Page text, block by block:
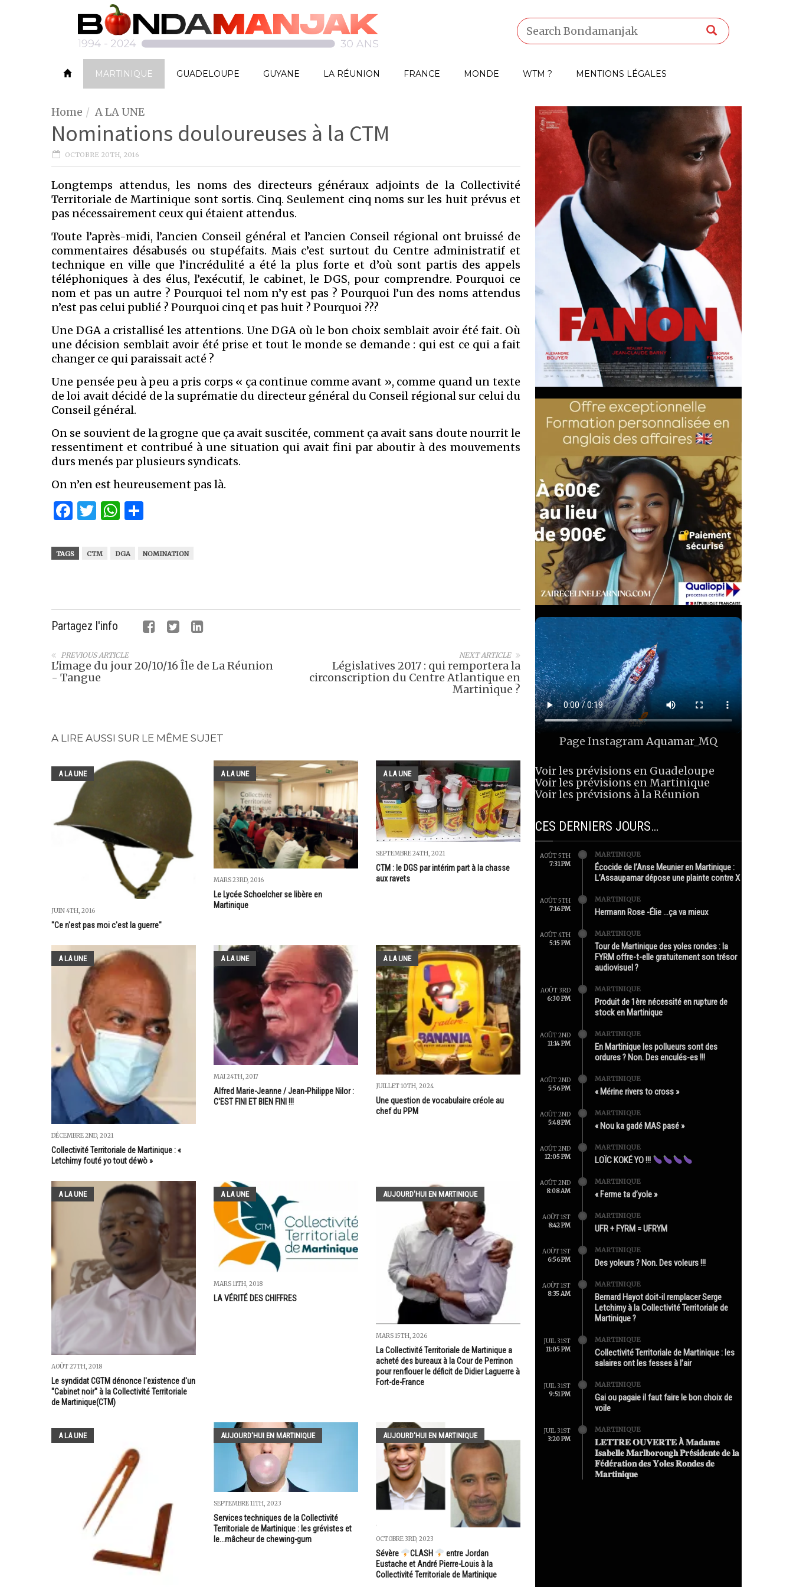
MARTINIQUE GUADELOUPE GUYANE LA RÉUNION FRANCE MONDE WTM ? MENTIONS LÉGALES
Home A LA UNE
Nominations douloureuses à la CTM
OCTOBRE 20TH, 2016
Longtemps attendus, les noms des directeurs généraux adjoints de la Collectivité
Territoriale de Martinique sont sortis. Cinq. Seulement cinq noms sur les huit prévus et
pas nécessairement ceux qui étaient attendus.
Toute l’après-midi, l’ancien Conseil général et l’ancien Conseil régional ont bruissé de
commentaires désabusés ou stupéfaits. Mais c’est surtout du Centre administratif et
technique en ville que l’incrédulité a été la plus forte et d’où sont partis des appels
téléphoniques à des élus, l’exécutif, le cabinet, le DGS, pour comprendre. Pourquoi ce
nom et pas un autre ? Pourquoi tel nom n’y est pas ? Pourquoi l’un des noms attendus
n’est pas celui publié ? Pourquoi cinq et pas huit ? Pourquoi ???
Une DGA a cristallisé les attentions. Une DGA où le bon choix semblait avoir été fait. Où
une décision semblait avoir été prise et tout le monde se demande : qui est ce qui a fait
changer ce qui paraissait acté ?
Une pensée peu à peu a pris corps « ça continue comme avant », comme quand un texte
de loi avait décidé de la suprématie du directeur général du Conseil régional sur celui du
Conseil général.
On se souvient de la grogne que ça avait suscitée, comment ça avait sans doute nourrit le
ressentiment et contribué à une situation qui avait fini par aboutir à des mouvements
durs menés par plusieurs syndicats.
On n’en est heureusement pas là.
Facebook
Twitter
WhatsApp
TAGS CTM DGA NOMINATION
Partagez l'info
NEXT ARTICLE
Législatives 2017 : qui remportera la
circonscription du Centre Atlantique en
Martinique ?
PREVIOUS ARTICLE
L'image du jour 20/10/16 Île de La Réunion
- Tangue
A LIRE AUSSI SUR LE MÊME SUJET
A LA UNE
JUIN 4TH, 2016
"Ce n'est pas moi c'est la guerre"
A LA UNE
MARS 23RD, 2016
Le Lycée Schoelcher se libère en
Martinique
A LA UNE
SEPTEMBRE 24TH, 2021
CTM : le DGS par intérim part à la chasse
aux ravets
A LA UNE
DÉCEMBRE 2ND, 2021
Collectivité Territoriale de Martinique : «
Letchimy fouté yo tout déwò »
A LA UNE
MAI 24TH, 2017
Alfred Marie-Jeanne / Jean-Philippe Nilor :
C'EST FINI ET BIEN FINI !!!
A LA UNE
JUILLET 10TH, 2024
Une question de vocabulaire créole au
chef du PPM
A LA UNE
AOÛT 27TH, 2018
Le syndidat CGTM dénonce l'existence d'un
"Cabinet noir" à la Collectivité Territoriale
de Martinique(CTM)
A LA UNE
MARS 11TH, 2018
LA VÉRITÉ DES CHIFFRES
AUJOURD'HUI EN MARTINIQUE
MARS 15TH, 2026
La Collectivité Territoriale de Martinique a
acheté des bureaux à la Cour de Perrinon
pour renflouer le déficit de Didier Laguerre à
Fort-de-France
A LA UNE AUJOURD'HUI EN MARTINIQUE
SEPTEMBRE 11TH, 2023
Services techniques de la Collectivité
Territoriale de Martinique : les grévistes et
le...mâcheur de chewing-gum
AUJOURD'HUI EN MARTINIQUE
OCTOBRE 3RD, 2023
Sévère CLASH
entre Jordan
Eustache et André Pierre-Louis à la
Collectivité Territoriale de Martinique
Page InstagramAquamar_MQ
Voir les prévisions en Guadeloupe
Voir les prévisions en Martinique
Voir les prévisions à la Réunion
CES DERNIERS JOURS…
AOÛT 5TH
7:31 PM
MARTINIQUE
Écocide de l’Anse Meunier en Martinique :
L’Assaupamar dépose une plainte contre X
AOÛT 5TH
7:16 PM
MARTINIQUE
Hermann Rose -Élie …ça va mieux
AOÛT 4TH
5:15 PM
MARTINIQUE
Tour de Martinique des yoles rondes : la
FYRM offre-t-elle gratuitement son trésor
audiovisuel ?
AOÛT 3RD
6:30 PM
MARTINIQUE
Produit de 1ère nécessité en rupture de
stock en Martinique
AOÛT 2ND
11:14 PM
MARTINIQUE
En Martinique les pollueurs sont des
ordures ? Non. Des enculés-es !!!
AOÛT 2ND
5:56 PM
MARTINIQUE
« Mérine rivers to cross »
AOÛT 2ND
5:48 PM
MARTINIQUE
« Nou ka gadé MAS pasé »
AOÛT 2ND
12:05 PM
MARTINIQUE
LOÏC KOKÉ YO !!!
AOÛT 2ND
8:08 AM
MARTINIQUE
« Ferme ta d’yole »
AOÛT 1ST
8:42 PM
MARTINIQUE
UFR + FYRM = UFRYM
AOÛT 1ST
6:56 PM
MARTINIQUE
Des yoleurs ? Non. Des voleurs !!!
AOÛT 1ST
8:35 AM
MARTINIQUE
Bernard Hayot doit-il remplacer Serge
Letchimy à la Collectivité Territoriale de
Martinique ?
JUIL 31ST
11:05 PM
MARTINIQUE
Collectivité Territoriale de Martinique : les
salaires ont les fesses à l’air
JUIL 31ST
9:51 PM
MARTINIQUE
Gai ou pagaie il faut faire le bon choix de
voile
JUIL 31ST
3:20 PM
MARTINIQUE
𝐋𝐄𝐓𝐓𝐑𝐄 𝐎𝐔𝐕𝐄𝐑𝐓𝐄 À 𝐌𝐚𝐝𝐚𝐦𝐞
𝐈𝐬𝐚𝐛𝐞𝐥𝐥𝐞 𝐌𝐚𝐫𝐥𝐛𝐨𝐫𝐨𝐮𝐠𝐡 𝐏𝐫é𝐬𝐢𝐝𝐞𝐧𝐭𝐞 𝐝𝐞 𝐥𝐚
𝐅é𝐝é𝐫𝐚𝐭𝐢𝐨𝐧 𝐝𝐞𝐬 𝐘𝐨𝐥𝐞𝐬 𝐑𝐨𝐧𝐝𝐞𝐬 𝐝𝐞
𝐌𝐚𝐫𝐭𝐢𝐧𝐢𝐪𝐮𝐞